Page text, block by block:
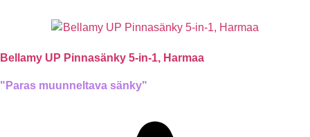
Bellamy UP Pinnasänky 5-in-1, Harmaa
"Paras muunneltava sänky"